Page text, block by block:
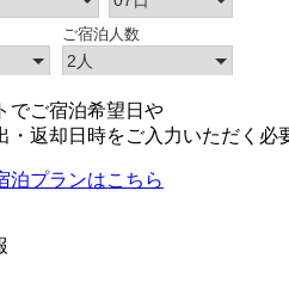
でご宿泊希望日や
・返却日時をご入力いただく必
泊プランはこちら